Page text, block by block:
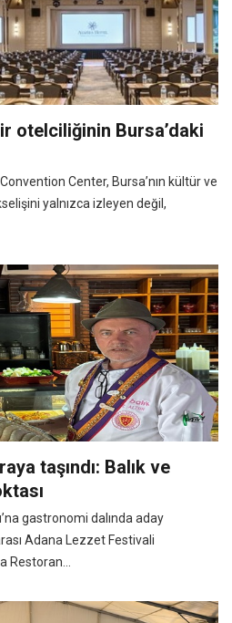
otelciliğinin Bursa’daki
Center, Bursa’nın kültür ve
yalnızca izleyen değil,
taşındı: Balık ve
gastronomi dalında aday
Adana Lezzet Festivali
Restoran...